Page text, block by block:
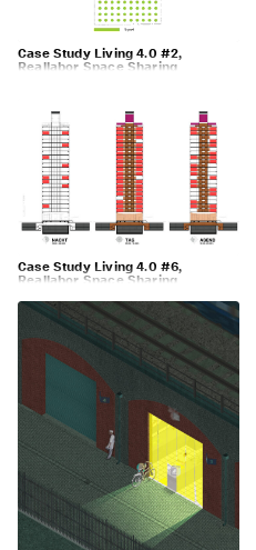
Case Study Living 4.0 #2,
Reallabor Space Sharing
Case Study Living 4.0 #6,
Reallabor Space Sharing